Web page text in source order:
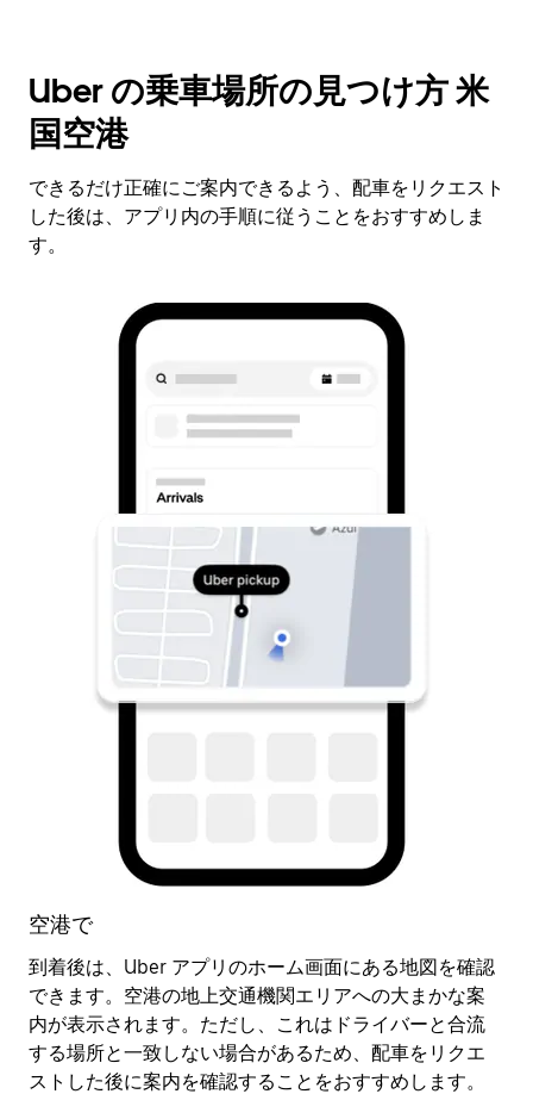
Uber の乗車場所の見つけ方 米
国空港
できるだけ正確にご案内できるよう、配車をリクエスト
した後は、アプリ内の手順に従うことをおすすめしま
す。
空港で
到着後は、Uber アプリのホーム画面にある地図を確認
できます。空港の地上交通機関エリアへの大まかな案
内が表示されます。ただし、これはドライバーと合流
する場所と一致しない場合があるため、配車をリクエ
ストした後に案内を確認することをおすすめします。